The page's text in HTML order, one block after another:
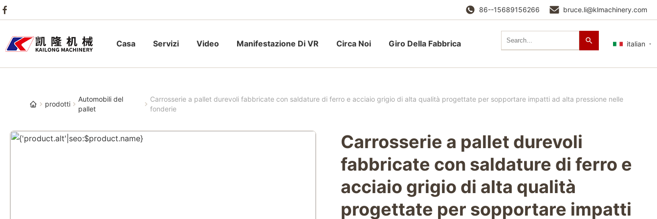
86--15689156266 bruce.li@klmachinery.com
Casa Servizi Video Manifestazione Di VR Circa Noi Giro Della Fabbrica italian
prodotti
Automobili del
pallet
Carrosserie a pallet durevoli fabbricate con saldature di ferro e acciaio grigio di alta qualità progettate per sopportare impatti ad alta pressione nelle
fonderie
Carrosserie a pallet durevoli
fabbricate con saldature di ferro e
acciaio grigio di alta qualità
progettate per sopportare impatti